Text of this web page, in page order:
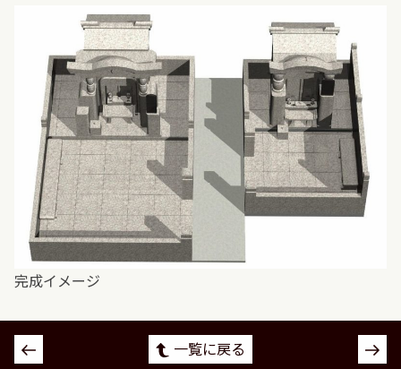
完成イメージ
投
一覧に戻る